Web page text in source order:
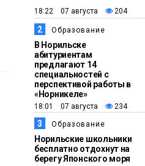
13:59
Новости
«Домик
13:08
Новости
и
18:22 07 августа 204
2 Образование
В Норильске
абитуриентам
предлагают 14
специальностей с
перспективой работы в
«Норникеле»
18:01 07 августа 234
3 Образование
Норильские школьники
бесплатно отдохнут на
берегу Японского моря